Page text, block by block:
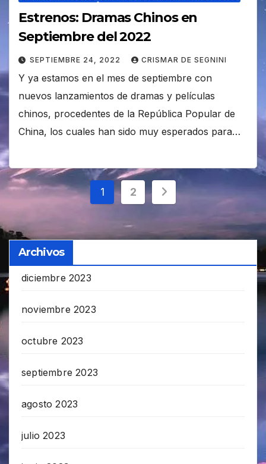
Estrenos: Dramas Chinos en
Septiembre del 2022
SEPTIEMBRE 24, 2022 CRISMAR DE SEGNINI
Y ya estamos en el mes de septiembre con
nuevos lanzamientos de dramas y películas
chinos, procedentes de la República Popular de
China, los cuales han sido muy esperados para…
Paginación
entradas
1 2
Archivos
diciembre 2023
noviembre 2023
octubre 2023
septiembre 2023
agosto 2023
julio 2023